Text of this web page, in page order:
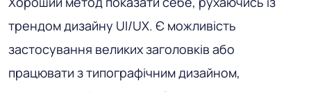
трендом дизайну UI/UX. Є можливість
застосування великих заголовків або
працювати з типографічним дизайном,